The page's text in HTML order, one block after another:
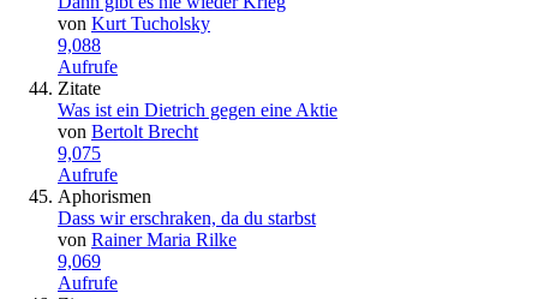
von Kurt Tucholsky
9,088
Aufrufe
Zitate
Was ist ein Dietrich gegen eine Aktie
von Bertolt Brecht
9,075
Aufrufe
Aphorismen
Dass wir erschraken, da du starbst
von Rainer Maria Rilke
9,069
Aufrufe